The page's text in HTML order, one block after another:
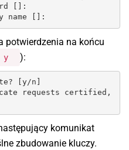
[]:
name []:
potwierdzenia na końcu
y ):
[y/n]
requests certified,
komunikat
zbudowanie kluczy.